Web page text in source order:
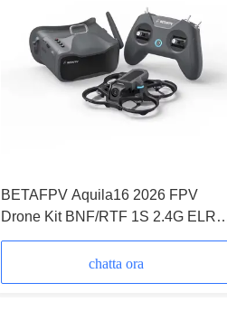
BETAFPV Aquila16 2026 FPV
Drone Kit BNF/RTF 1S 2.4G ELRS
5.8G 25mW VTX VR03 Occhiali da
vista Indoor Micro Racing Drone
chatta ora